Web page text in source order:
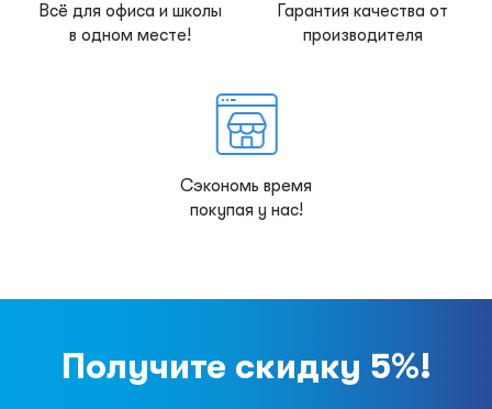
Всё для офиса и школы
в одном месте!
Гарантия качества от
производителя
Сэкономь время
покупая у нас!
Получите скидку 5%!